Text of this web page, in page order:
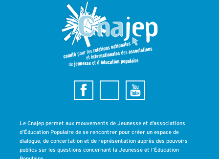
Le Cnajep permet aux mouvements de Jeunesse et d’associations
d’Éducation Populaire de se rencontrer pour créer un espace de
dialogue, de concertation et de représentation auprès des pouvoirs
publics sur les questions concernant la Jeunesse et l’Éducation